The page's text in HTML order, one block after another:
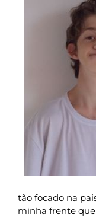
tão focado na
minha frente